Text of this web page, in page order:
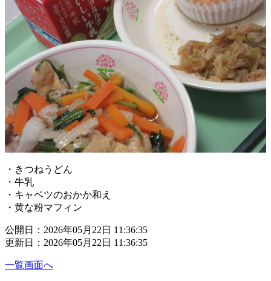
・きつねうどん
・牛乳
・キャベツのおかか和え
・黄な粉マフィン
公開日：2026年05月22日 11:36:35
更新日：2026年05月22日 11:36:35
一覧画面へ